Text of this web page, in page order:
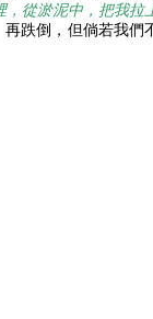
，從淤泥中，把我拉
跌倒，但倘若我們